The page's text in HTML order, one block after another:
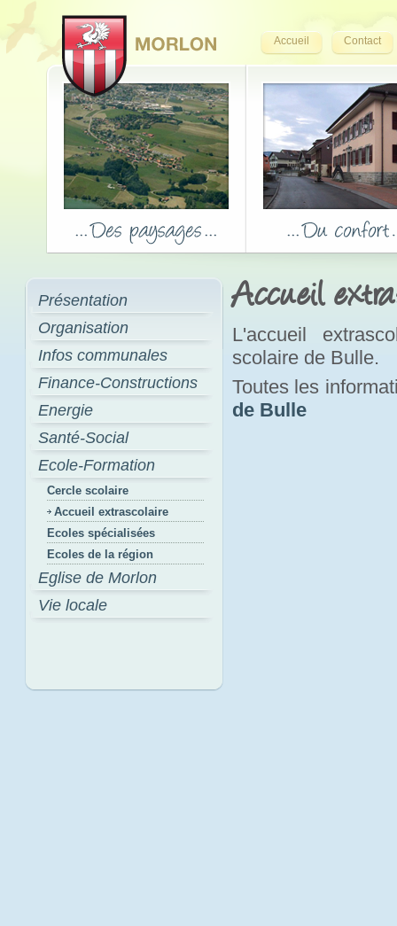
Accueil Contact
Présentation
Organisation
Infos communales
Finance-Constructions
Energie
Santé-Social
Ecole-Formation
Cercle scolaire
Accueil extrascolaire
Ecoles spécialisées
Ecoles de la région
Eglise de Morlon
Vie locale
Accueil
L'accueil
scolaire de Bulle.
Toutes les
de Bulle